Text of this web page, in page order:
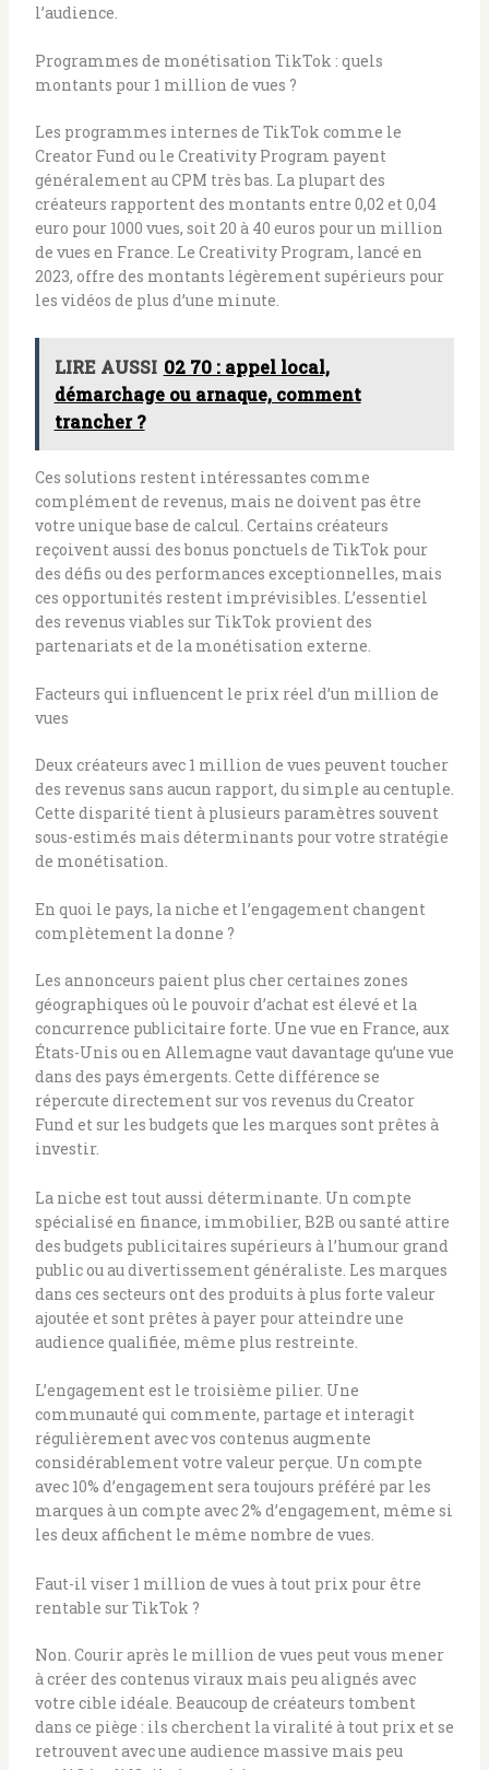
l’audience.
Programmes de monétisation TikTok : quels
montants pour 1 million de vues ?
Les programmes internes de TikTok comme le
Creator Fund ou le Creativity Program payent
généralement au CPM très bas. La plupart des
créateurs rapportent des montants entre 0,02 et 0,04
euro pour 1000 vues, soit 20 à 40 euros pour un million
de vues en France. Le Creativity Program, lancé en
2023, offre des montants légèrement supérieurs pour
les vidéos de plus d’une minute.
LIRE AUSSI 02 70 : appel local,
démarchage ou arnaque, comment
trancher ?
Ces solutions restent intéressantes comme
complément de revenus, mais ne doivent pas être
votre unique base de calcul. Certains créateurs
reçoivent aussi des bonus ponctuels de TikTok pour
des défis ou des performances exceptionnelles, mais
ces opportunités restent imprévisibles. L’essentiel
des revenus viables sur TikTok provient des
partenariats et de la monétisation externe.
Facteurs qui influencent le prix réel d’un million de
vues
Deux créateurs avec 1 million de vues peuvent toucher
des revenus sans aucun rapport, du simple au centuple.
Cette disparité tient à plusieurs paramètres souvent
sous-estimés mais déterminants pour votre stratégie
de monétisation.
En quoi le pays, la niche et l’engagement changent
complètement la donne ?
Les annonceurs paient plus cher certaines zones
géographiques où le pouvoir d’achat est élevé et la
concurrence publicitaire forte. Une vue en France, aux
États-Unis ou en Allemagne vaut davantage qu’une vue
dans des pays émergents. Cette différence se
répercute directement sur vos revenus du Creator
Fund et sur les budgets que les marques sont prêtes à
investir.
La niche est tout aussi déterminante. Un compte
spécialisé en finance, immobilier, B2B ou santé attire
des budgets publicitaires supérieurs à l’humour grand
public ou au divertissement généraliste. Les marques
dans ces secteurs ont des produits à plus forte valeur
ajoutée et sont prêtes à payer pour atteindre une
audience qualifiée, même plus restreinte.
L’engagement est le troisième pilier. Une
communauté qui commente, partage et interagit
régulièrement avec vos contenus augmente
considérablement votre valeur perçue. Un compte
avec 10% d’engagement sera toujours préféré par les
marques à un compte avec 2% d’engagement, même si
les deux affichent le même nombre de vues.
Faut-il viser 1 million de vues à tout prix pour être
rentable sur TikTok ?
Non. Courir après le million de vues peut vous mener
à créer des contenus viraux mais peu alignés avec
votre cible idéale. Beaucoup de créateurs tombent
dans ce piège : ils cherchent la viralité à tout prix et se
retrouvent avec une audience massive mais peu